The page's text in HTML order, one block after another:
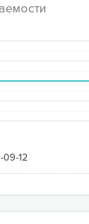
09-12